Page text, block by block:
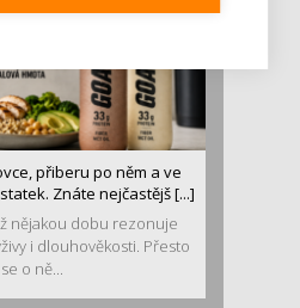
přiberu po něm a ve
Znáte nejčastějš [...]
nějakou dobu rezonuje
i dlouhověkosti. Přesto
se o ně...